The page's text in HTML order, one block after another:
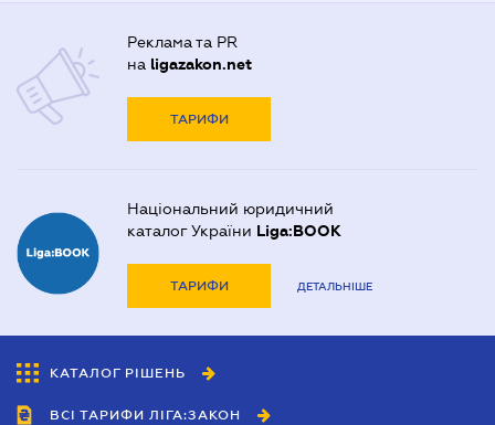
Реклама та PR
на ligazakon.net
ТАРИФИ
Національний юридичний
каталог України Liga:BOOK
ТАРИФИ ДЕТАЛЬНІШЕ
КАТАЛОГ РІШЕНЬ
ВСІ ТАРИФИ ЛІГА:ЗАКОН